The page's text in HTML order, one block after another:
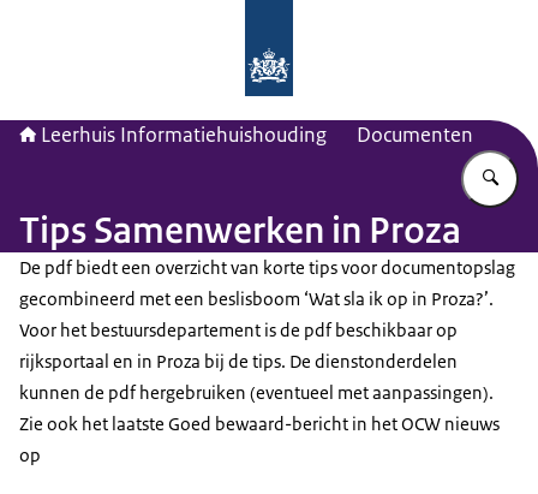
Leerhuis Informatiehuishouding Documenten
Tips Samenwerken in Proza
De pdf biedt een overzicht van korte tips voor documentopslag
gecombineerd met een beslisboom ‘Wat sla ik op in Proza?’.
Voor het bestuursdepartement is de pdf beschikbaar op
rijksportaal en in Proza bij de tips. De dienstonderdelen
kunnen de pdf hergebruiken (eventueel met aanpassingen).
Zie ook het laatste Goed bewaard-bericht in het OCW nieuws
op